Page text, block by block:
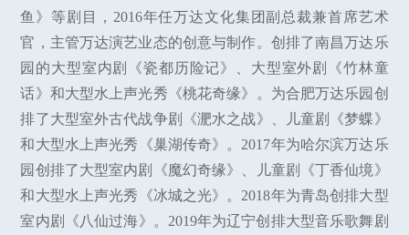
鱼》等剧目，2016年任万达文化集团副总裁兼首席艺术
官，主管万达演艺业态的创意与制作。创排了南昌万达乐
园的大型室内剧《瓷都历险记》、大型室外剧《竹林童
话》和大型水上声光秀《桃花奇缘》。为合肥万达乐园创
排了大型室外古代战争剧《淝水之战》、儿童剧《梦蝶》
和大型水上声光秀《巢湖传奇》。2017年为哈尔滨万达乐
园创排了大型室内剧《魔幻奇缘》、儿童剧《丁香仙境》
和大型水上声光秀《冰城之光》。2018年为青岛创排大型
室内剧《八仙过海》。2019年为辽宁创排大型音乐歌舞剧